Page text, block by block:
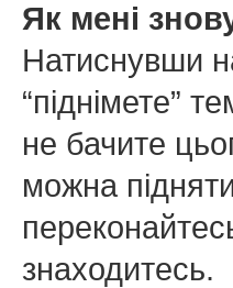
Як мені
Натиснувши
“піднімете”
не бачите
можна
знаходитесь.